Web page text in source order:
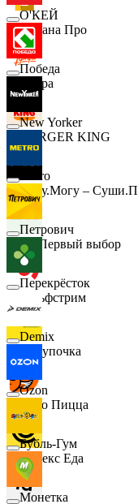
Лемана Про
7 утра
BURGER KING
Хочу.Могу –
B1 Первый выбор
Гольфстрим
Покупочка
Додо Пицца
Яндекс Еда
О'КЕЙ
Победа
New Yorker
Metro
Петрович
Перекрёсток
Demix
Ozon
Бубль-Гум
Монетка